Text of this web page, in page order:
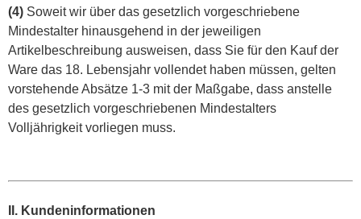
(4) Soweit wir über das gesetzlich vorgeschriebene
Mindestalter hinausgehend in der jeweiligen
Artikelbeschreibung ausweisen, dass Sie für den Kauf der
Ware das 18. Lebensjahr vollendet haben müssen, gelten
vorstehende Absätze 1-3 mit der Maßgabe, dass anstelle
des gesetzlich vorgeschriebenen Mindestalters
Volljährigkeit vorliegen muss.
II. Kundeninformationen